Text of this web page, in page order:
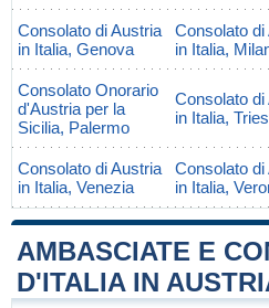
Consolato di Austria
in Italia, Genova
Consolato di
in Italia,
Consolato Onorario
d'Austria per la
Sicilia, Palermo
Consolato di
in Italia,
Consolato di Austria
in Italia, Venezia
Consolato di
in Italia,
AMBASCIATE E
D'ITALIA IN